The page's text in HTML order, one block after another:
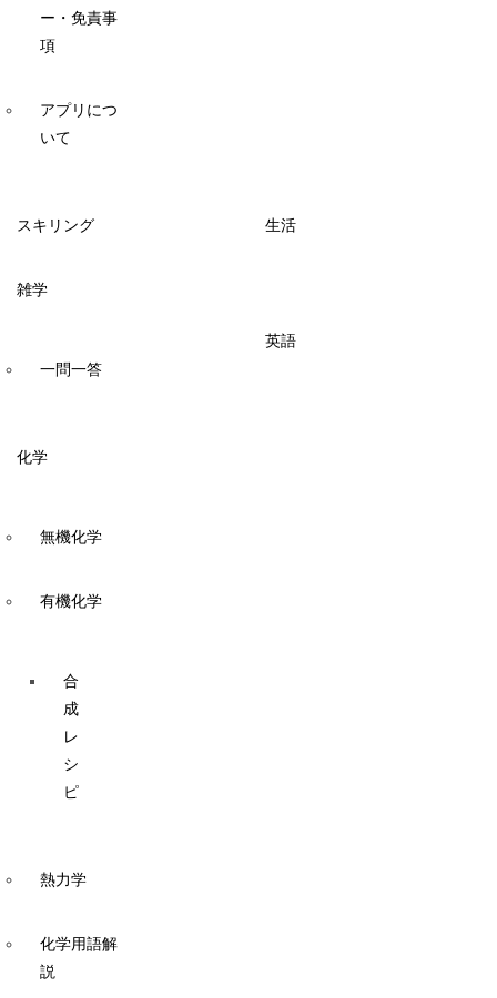
ー・免責事
項
アプリにつ
いて
スキリング 生活
雑学
一問一答
英語
化学
無機化学
有機化学
合
成
レ
シ
ピ
熱力学
化学用語解
説